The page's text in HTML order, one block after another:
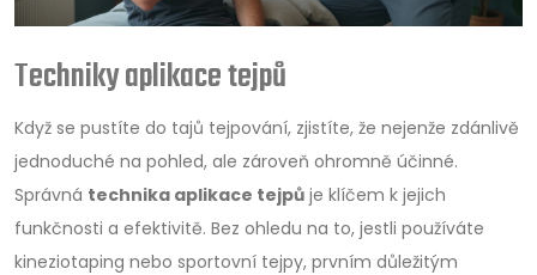
Techniky aplikace tejpů
Když se pustíte do tajů tejpování, zjistíte, že nejenže zdánlivě
jednoduché na pohled, ale zároveň ohromně účinné.
Správná technika aplikace tejpů je klíčem k jejich
funkčnosti a efektivitě. Bez ohledu na to, jestli používáte
kineziotaping nebo sportovní tejpy, prvním důležitým